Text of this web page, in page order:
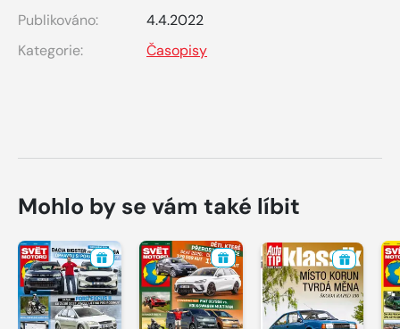
Publikováno:
4.4.2022
Kategorie:
Časopisy
Mohlo by se vám také líbit